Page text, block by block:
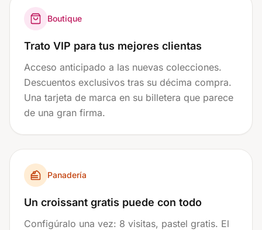
Boutique
Trato VIP para tus mejores clientas
Acceso anticipado a las nuevas colecciones.
Descuentos exclusivos tras su décima compra.
Una tarjeta de marca en su billetera que parece
de una gran firma.
Panadería
Un croissant gratis puede con todo
Configúralo una vez: 8 visitas, pastel gratis. El